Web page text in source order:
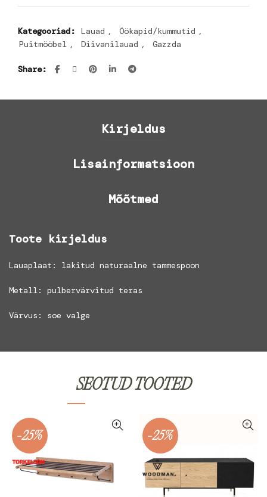
Kategooriad: Lauad , Öökapid/kummutid ,
Puitmööbel , Diivanilauad , Gazzda
Share
Kirjeldus
Lisainformatsioon
Mõõtmed
Toote kirjeldus
Lauaplaat: lakitud naturaalne tammespoon
Metall: pulbervärvitud teras
Värvus: soe valge
SEOTUD TOOTED
-25% -25%